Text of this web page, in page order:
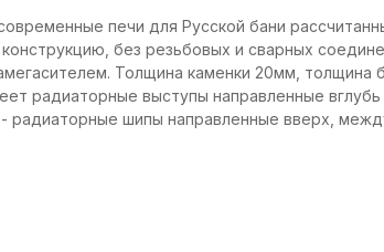
печи для Русской бани
без резьбовых и сварных
Толщина каменки 20мм, толщина
радиаторные выступы направленные вглубь
радиаторные шипы направленные вверх,